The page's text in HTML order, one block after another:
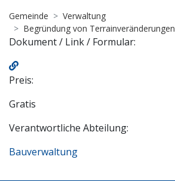
Gemeinde
Verwaltung
Begründung von Terrainveränderungen
Dokument / Link / Formular:
Preis:
Gratis
Verantwortliche Abteilung:
Bauverwaltung